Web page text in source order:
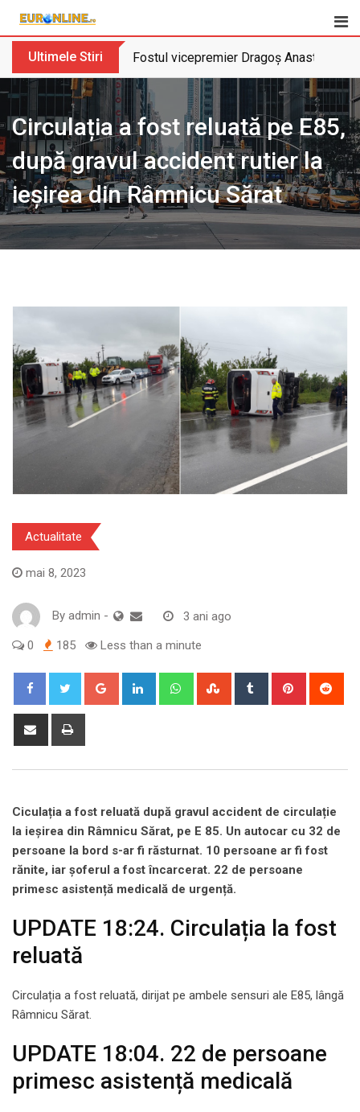
Ultimele Stiri Fostul vicepremier Dragoș Anastasiu
Circulația a fost reluată pe E85,
după gravul accident rutier la
ieșirea din Râmnicu Sărat
Actualitate
mai 8, 2023
By admin - 3 ani ago
0 185 Less than a minute
Google+ LinkedIn WhatsappStumbleUpon
Tumblr Pinterest
Share
Ciculația a fost reluată după gravul accident de circulație
la ieșirea din Râmnicu Sărat, pe E 85. Un autocar cu 32 de
persoane la bord s-ar fi răsturnat. 10 persoane ar fi fost
rănite, iar șoferul a fost încarcerat. 22 de persoane
primesc asistență medicală de urgență.
UPDATE 18:24. Circulația la fost
reluată
Circulația a fost reluată, dirijat pe ambele sensuri ale E85, lângă
Râmnicu Sărat.
UPDATE 18:04. 22 de persoane
primesc asistență medicală